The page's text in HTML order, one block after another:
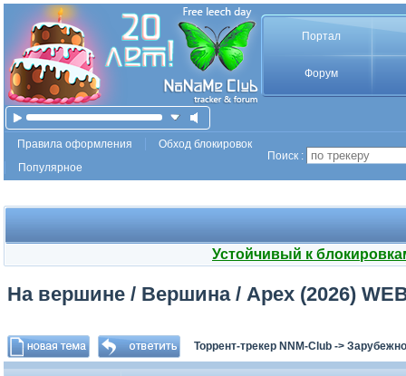
Портал
Форум
Правила оформления
Обход блокировок
Популярное
Поиск :
Устойчивый к
На вершине / Вершина / Apex (2026)
Торрент-трекер NNM-Club ->